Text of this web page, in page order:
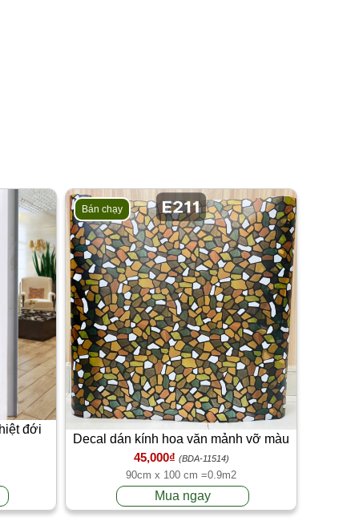
đới
Bán chạy
Decal dán kính hoa văn mảnh vỡ màu
trà 90cm x 100cm
45,000₫ (BDA-11514)
90cm x 100 cm =0.9m2
Mua ngay